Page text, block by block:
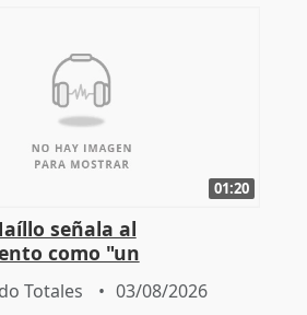
01:20
señala al
como "un
más" sobre viviendas de
Totales 03/08/2026